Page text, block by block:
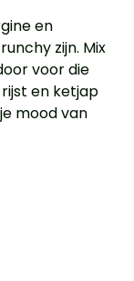
en
zijn. Mix
voor die
en ketjap
mood van